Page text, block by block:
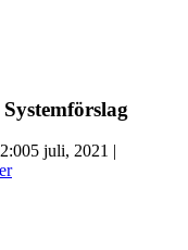
5 juli, 2021 |